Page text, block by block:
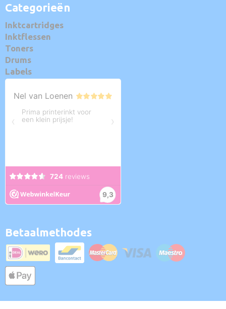
Categorieën
Inktcartridges
Inktflessen
Toners
Drums
Labels
Betaalmethodes